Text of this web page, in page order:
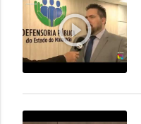
play_circle_outline